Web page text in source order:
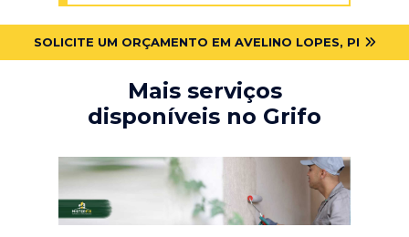
SOLICITE UM ORÇAMENTO EM AVELINO LOPES, PI
Mais serviços
disponíveis no Grifo